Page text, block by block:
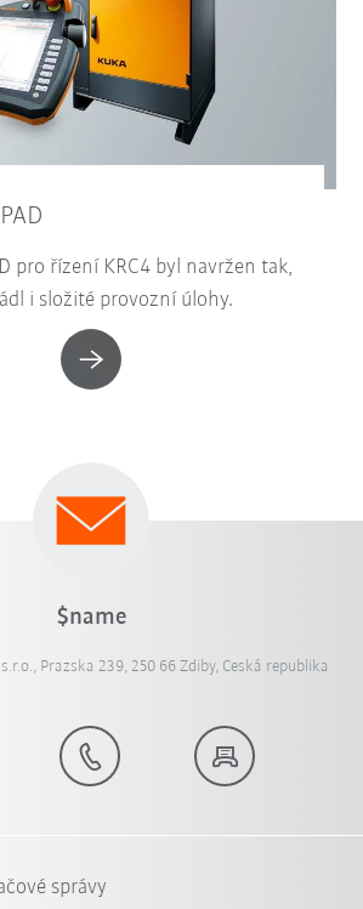
pro řízení KRC4 byl navržen tak,
i složité provozní úlohy.
$name
Prazska 239, 250 66 Zdiby, Ceská republika
správy